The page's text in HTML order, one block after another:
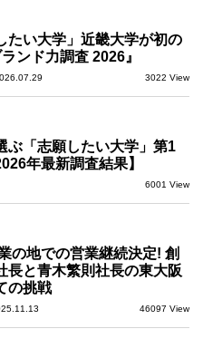
たい大学」近畿大学が初の
ンド力調査 2026』
3022 View
ぶ「志願したい大学」第1
年最新調査結果】
6001 View
の地での営業継続決定! 創
長と青木繁則社長の東大阪
の挑戦
46097 View